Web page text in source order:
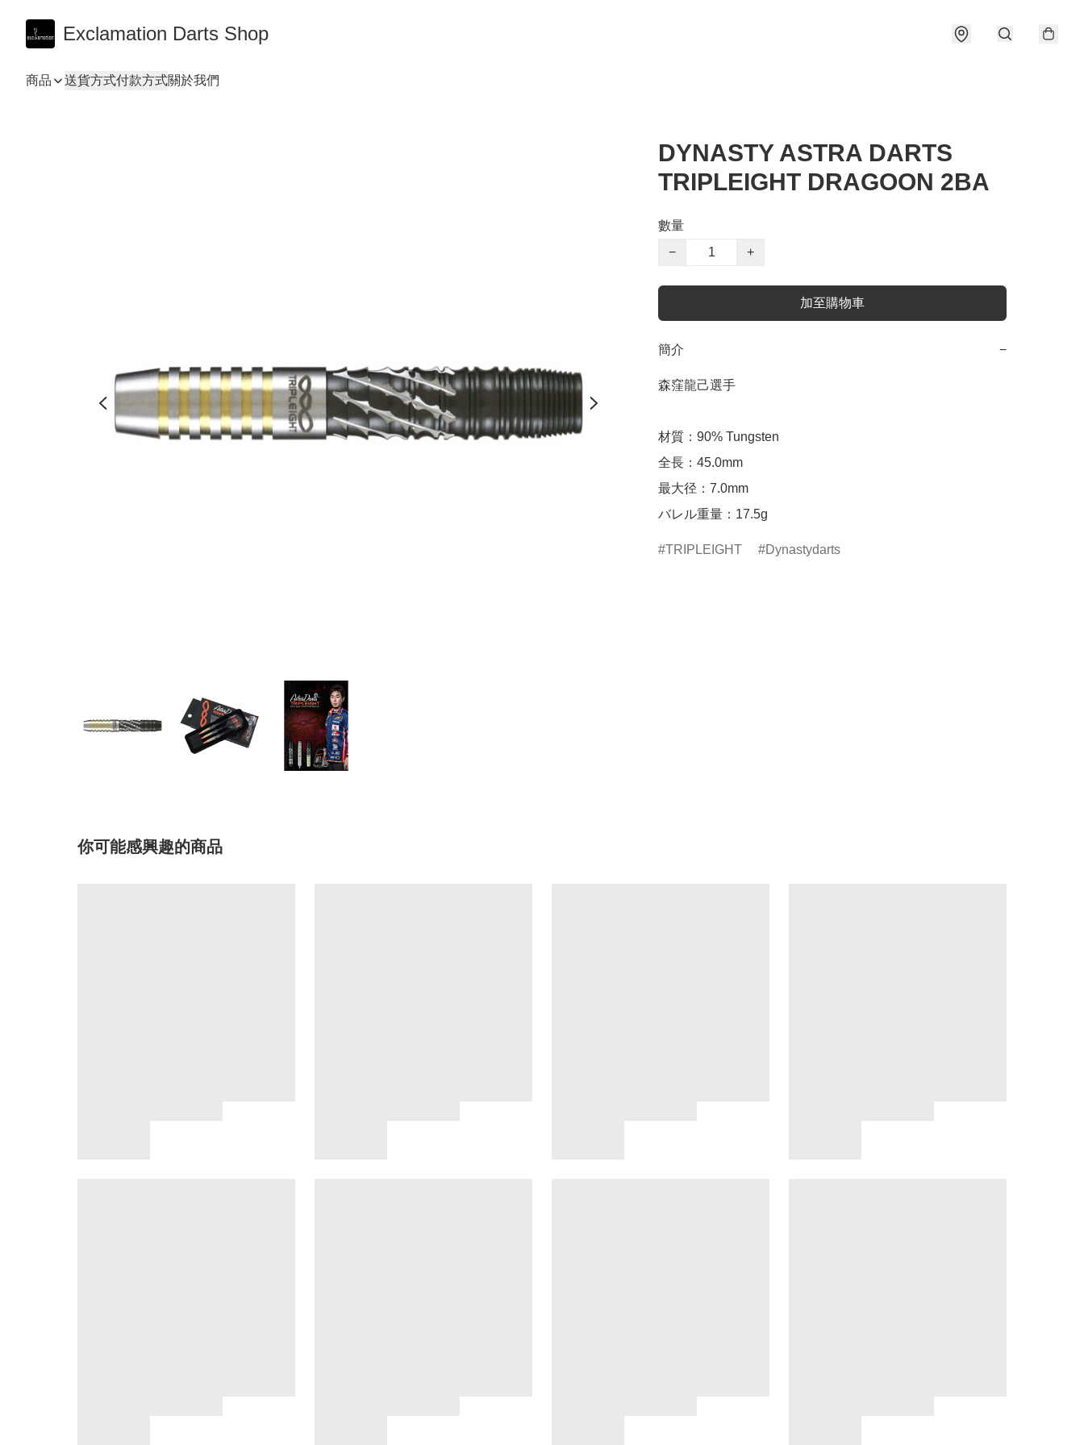
Exclamation Darts Shop
商品 送貨方式付款方式關於我們
DYNASTY ASTRA DARTS
TRIPLEIGHT DRAGOON 2BA
數量
−
+
加至購物車
簡介 −
森窪龍己選手
材質：90% Tungsten
全長：45.0mm
最大径：7.0mm
バレル重量：17.5g
TRIPLEIGHT Dynastydarts
你可能感興趣的商品